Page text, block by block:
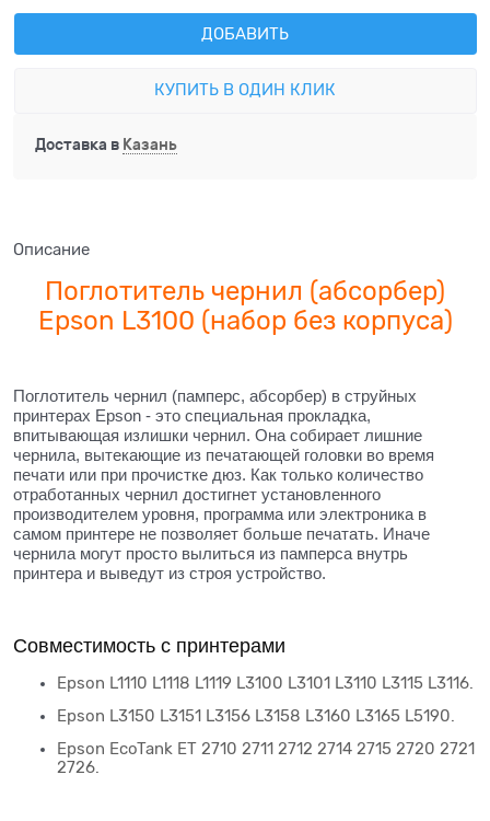
ДОБАВИТЬ
КУПИТЬ В ОДИН КЛИК
Доставка в Казань
Описание
Поглотитель чернил (абсорбер)
Epson L3100 (набор без корпуса)
Поглотитель чернил (памперс, абсорбер) в струйных
принтерах Epson - это специальная прокладка,
впитывающая излишки чернил. Она собирает лишние
чернила, вытекающие из печатающей головки во время
печати или при прочистке дюз. Как только количество
отработанных чернил достигнет установленного
производителем уровня, программа или электроника в
самом принтере не позволяет больше печатать. Иначе
чернила могут просто вылиться из памперса внутрь
принтера и выведут из строя устройство.
Совместимость с принтерами
Epson L1110 L1118 L1119 L3100 L3101 L3110 L3115 L3116.
Epson L3150 L3151 L3156 L3158 L3160 L3165 L5190.
Epson EcoTank ET 2710 2711 2712 2714 2715 2720 2721
2726.